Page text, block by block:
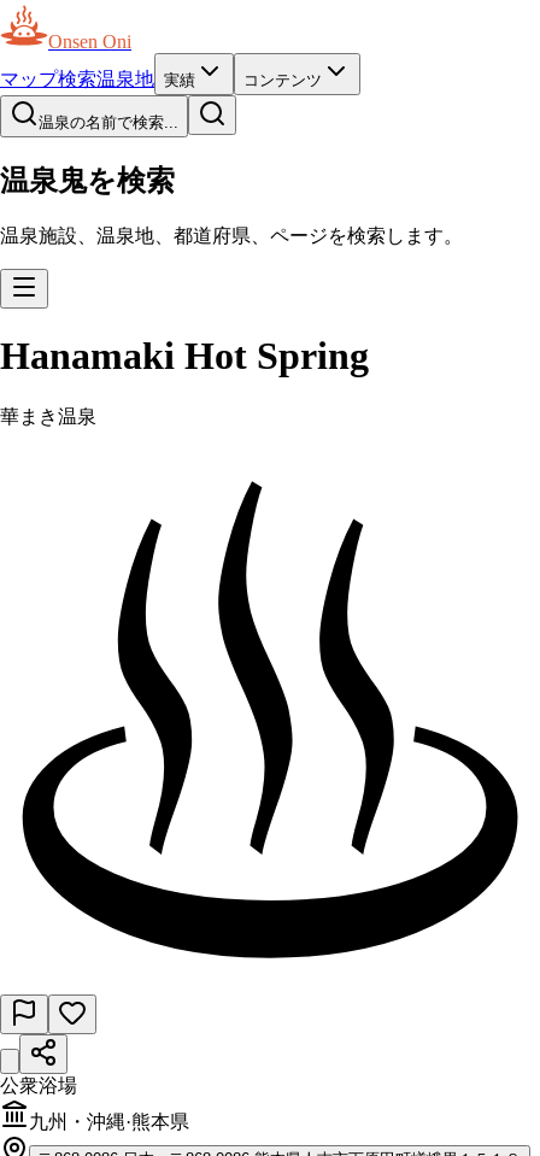
Onsen Oni
マップ検索温泉地 実績 コンテンツ
温泉の名前で検索...
温泉鬼を検索
温泉施設、温泉地、都道府県、ページを検索します。
Hanamaki Hot Spring
華まき温泉
公衆浴場
九州・沖縄·熊本県